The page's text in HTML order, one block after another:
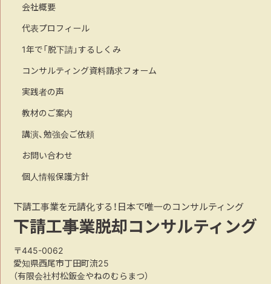
会社概要
代表プロフィール
1年で「脱下請」するしくみ
コンサルティング資料請求フォーム
実践者の声
教材のご案内
講演、勉強会ご依頼
お問い合わせ
個人情報保護方針
下請工事業を元請化する！日本で唯一のコンサルティング
下請工事業脱却コンサルティング
〒445-0062
愛知県西尾市丁田町流25
（有限会社村松鈑金やねのむらまつ）